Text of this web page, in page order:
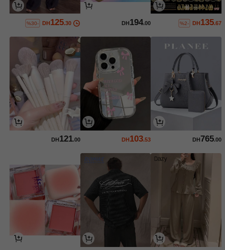
DH135.67
%2-
DH194.00
DH125.30
%30-
DH765.00
DH103.53
DH121.00